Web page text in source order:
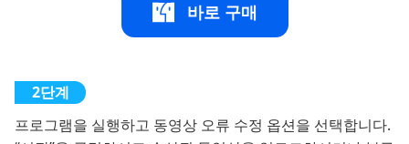
바로 구매
프로그램을 실행하고 동영상 오류 수정 옵션을 선택합니다.